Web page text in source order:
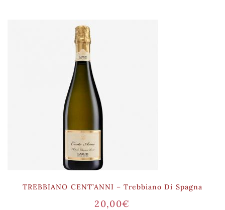
TREBBIANO CENT’ANNI – Trebbiano Di Spagna
20,00€